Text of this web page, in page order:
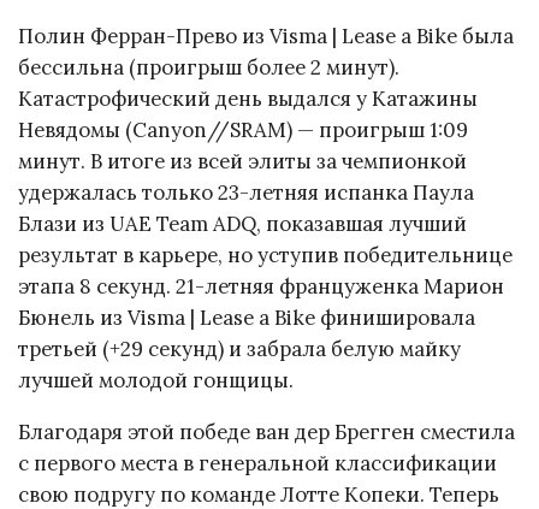
Полин Ферран-Прево из Visma | Lease a Bike была
бессильна (проигрыш более 2 минут).
Катастрофический день выдался у Катажины
Невядомы (Canyon//SRAM) — проигрыш 1:09
минут. В итоге из всей элиты за чемпионкой
удержалась только 23-летняя испанка Паула
Блази из UAE Team ADQ, показавшая лучший
результат в карьере, но уступив победительнице
этапа 8 секунд. 21-летняя француженка Марион
Бюнель из Visma | Lease a Bike финишировала
третьей (+29 секунд) и забрала белую майку
лучшей молодой гонщицы.
Благодаря этой победе ван дер Брегген сместила
с первого места в генеральной классификации
свою подругу по команде Лотте Копеки. Теперь